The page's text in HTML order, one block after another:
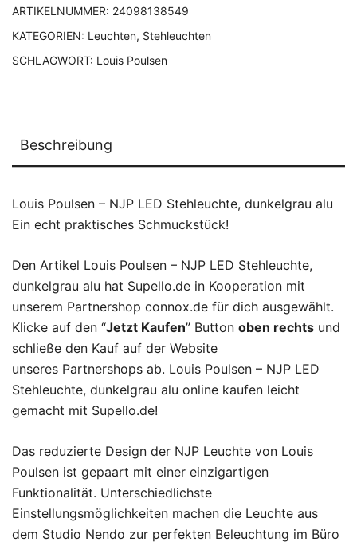
ARTIKELNUMMER: 24098138549
KATEGORIEN: Leuchten, Stehleuchten
SCHLAGWORT: Louis Poulsen
Beschreibung
Louis Poulsen – NJP LED Stehleuchte, dunkelgrau alu
Ein echt praktisches Schmuckstück!
Den Artikel Louis Poulsen – NJP LED Stehleuchte,
dunkelgrau alu hat Supello.de in Kooperation mit
unserem Partnershop connox.de für dich ausgewählt.
Klicke auf den “Jetzt Kaufen” Button oben rechts und
schließe den Kauf auf der Website
unseres Partnershops ab. Louis Poulsen – NJP LED
Stehleuchte, dunkelgrau alu online kaufen leicht
gemacht mit Supello.de!
Das reduzierte Design der NJP Leuchte von Louis
Poulsen ist gepaart mit einer einzigartigen
Funktionalität. Unterschiedlichste
Einstellungsmöglichkeiten machen die Leuchte aus
dem Studio Nendo zur perfekten Beleuchtung im Büro